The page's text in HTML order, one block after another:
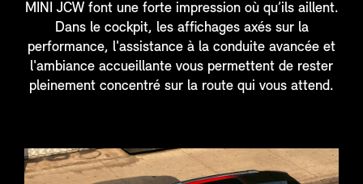
MINI JCW font une forte impression où qu’ils aillent.
Dans le cockpit, les affichages axés sur la
performance, l'assistance à la conduite avancée et
l'ambiance accueillante vous permettent de rester
pleinement concentré sur la route qui vous attend.